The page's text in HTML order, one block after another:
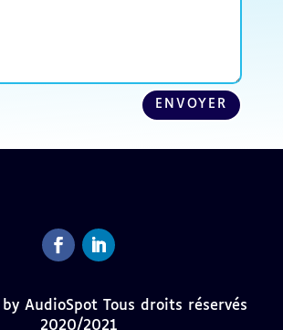
ENVOYER
AudioSpot Tous droits réservés
2020/2021